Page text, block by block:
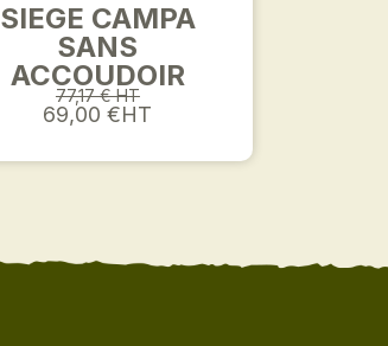
SIEGE CAMPA
SANS
ACCOUDOIR
77,17 € HT
69,00 €HT